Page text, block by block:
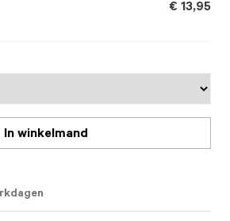
€ 13,95
In winkelmand